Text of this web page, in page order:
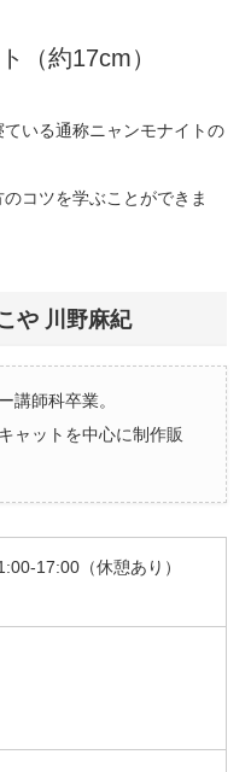
（約17cm）
いる通称ニャンモナイトの
コツを学ぶことができま
や 川野麻紀
講師科卒業。
ャットを中心に制作販
17:00（休憩あり）